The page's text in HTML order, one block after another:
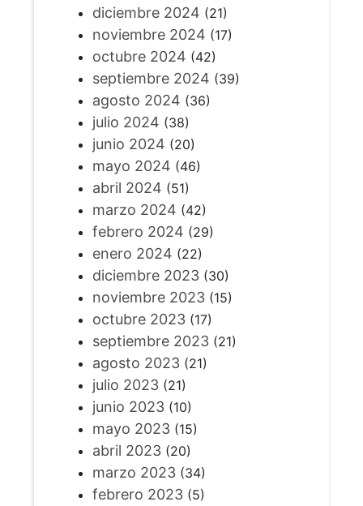
diciembre 2024 (21)
noviembre 2024 (17)
octubre 2024 (42)
septiembre 2024 (39)
agosto 2024 (36)
julio 2024 (38)
junio 2024 (20)
mayo 2024 (46)
abril 2024 (51)
marzo 2024 (42)
febrero 2024 (29)
enero 2024 (22)
diciembre 2023(30)
noviembre 2023(15)
octubre 2023(17)
septiembre 2023(21)
agosto 2023(21)
julio 2023(21)
junio 2023(10)
mayo 2023(15)
abril 2023(20)
marzo 2023(34)
febrero 2023(5)